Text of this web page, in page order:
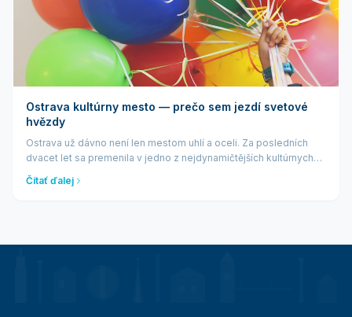
Ostrava kultúrny mesto — prečo sem jezdí svetové
hvězdy
Ostrava už dávno není len mestom uhlí a oceli. Za posledních
dvacet let sa premenila v jedno z nejdynamičtějších kultúrnych
center strednej Európy. Svetové hvězdy jako DJ BoBo, Village
People nebo East...
Čítať ďalej